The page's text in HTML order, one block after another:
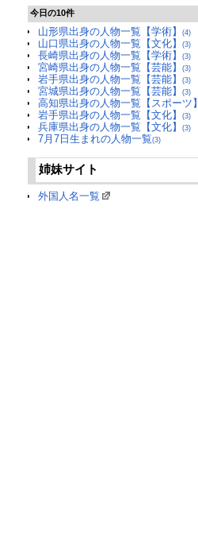
今日の10件
山形県出身の人物一覧【学術】 (4)
山口県出身の人物一覧【文化】 (3)
長崎県出身の人物一覧【学術】 (3)
宮崎県出身の人物一覧【芸能】 (3)
岩手県出身の人物一覧【芸能】 (3)
宮城県出身の人物一覧【芸能】 (3)
高知県出身の人物一覧【スポーツ】
岩手県出身の人物一覧【文化】 (3)
兵庫県出身の人物一覧【文化】 (3)
7月7日生まれの人物一覧(3)
姉妹サイト
外国人名一覧